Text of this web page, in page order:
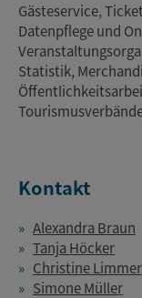
Gästeservice,
Datenpflege und
Statistik,
Kontakt
Alexandra Braun
Tanja Höcker
Christine Limmer
Simone Müller